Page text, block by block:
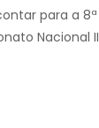
para a
Nacional